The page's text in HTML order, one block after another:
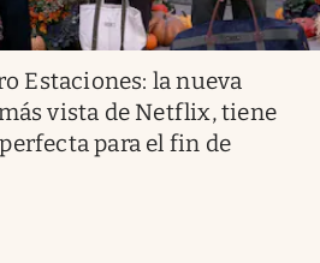
Estaciones: la nueva
vista de Netflix, tiene
para el fin de